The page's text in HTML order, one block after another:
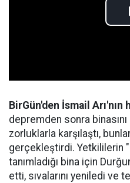
BirGün'den İsmail
depremden sonra
zorluklarla karşılaştı,
gerçekleştirdi. Yetkililerin
tanımladığı bina için
etti, sıvalarını yeniledi ve